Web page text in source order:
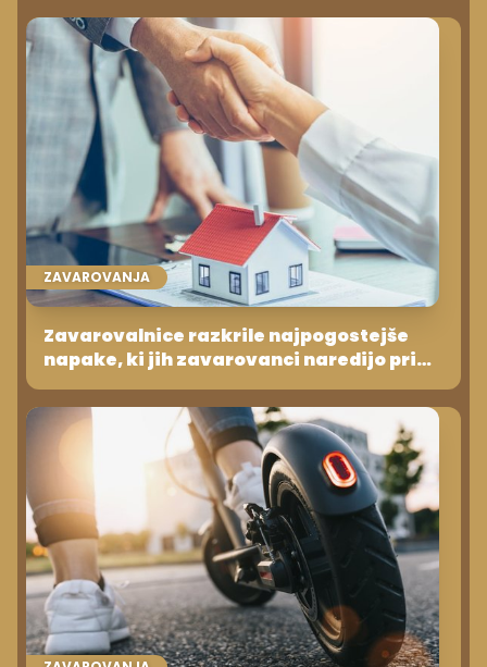
ZAVAROVANJA
Zavarovalnice razkrile najpogostejše
napake, ki jih zavarovanci naredijo pri
(ne)izbiri kritij